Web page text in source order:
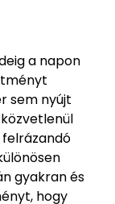
a napon
sem nyújt
gyakran és
hogy